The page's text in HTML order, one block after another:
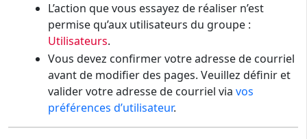
L’action que vous essayez de réaliser n’est
permise qu’aux utilisateurs du groupe :
Utilisateurs.
Vous devez confirmer votre adresse de courriel
avant de modifier des pages. Veuillez définir et
valider votre adresse de courriel via vos
préférences d’utilisateur.